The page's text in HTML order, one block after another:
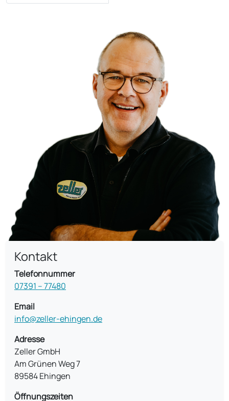
Kontakt
Telefonnummer
07391 – 77480
Email
info@zeller-ehingen.de
Adresse
Zeller GmbH
Am Grünen Weg 7
89584 Ehingen
Öffnungszeiten